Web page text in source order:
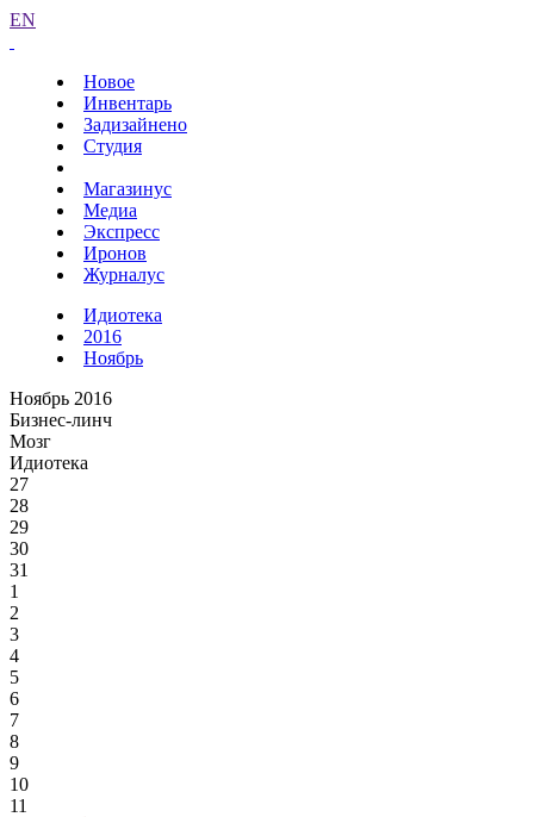
EN
Новое
Инвентарь
Задизайнено
Студия
Магазинус
Медиа
Экспресс
Иронов
Журналус
Идиотека
2016
Ноябрь
Ноябрь 2016
Бизнес-линч
Мозг
Идиотека
27
28
29
30
31
1
2
3
4
5
6
7
8
9
10
11